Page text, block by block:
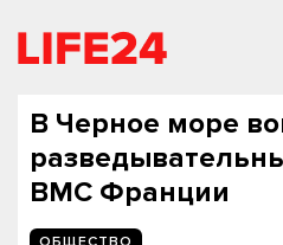
В Черное море
ВМС Франции